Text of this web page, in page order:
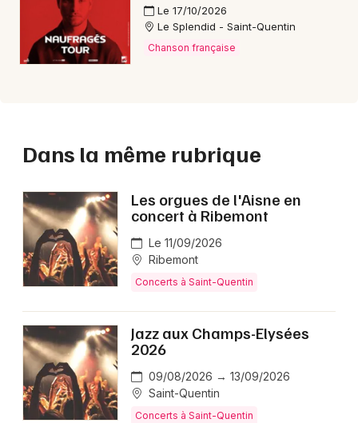
Le 17/10/2026
Le Splendid - Saint-Quentin
Chanson française
Dans la même rubrique
Les orgues de l'Aisne en
concert à Ribemont
Le 11/09/2026
Ribemont
Concerts à Saint-Quentin
Jazz aux Champs-Elysées
2026
09/08/2026 → 13/09/2026
Saint-Quentin
Concerts à Saint-Quentin